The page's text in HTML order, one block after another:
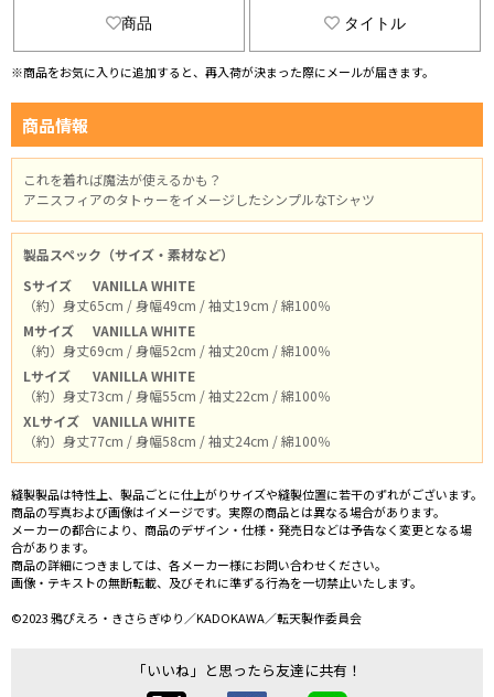
商品 タイトル
※商品をお気に入りに追加すると、再入荷が決まった際にメールが届きます。
商品情報
これを着れば魔法が使えるかも？
アニスフィアのタトゥーをイメージしたシンプルなTシャツ
製品スペック（サイズ・素材など）
Sサイズ
VANILLA WHITE
（約）身丈65cm / 身幅49cm / 袖丈19cm / 綿100％
Mサイズ
VANILLA WHITE
（約）身丈69cm / 身幅52cm / 袖丈20cm / 綿100％
Lサイズ
VANILLA WHITE
（約）身丈73cm / 身幅55cm / 袖丈22cm / 綿100％
XLサイズ
VANILLA WHITE
（約）身丈77cm / 身幅58cm / 袖丈24cm / 綿100％
縫製製品は特性上、製品ごとに仕上がりサイズや縫製位置に若干のずれがございます。
商品の写真および画像はイメージです。実際の商品とは異なる場合があります。
メーカーの都合により、商品のデザイン・仕様・発売日などは予告なく変更となる場
合があります。
商品の詳細につきましては、各メーカー様にお問い合わせください。
画像・テキストの無断転載、及びそれに準ずる行為を一切禁止いたします。
©2023 鴉ぴえろ・きさらぎゆり／KADOKAWA／転天製作委員会
「いいね」と思ったら友達に共有！